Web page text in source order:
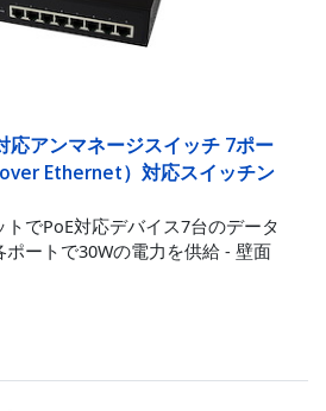
応アンマネージスイッチ 7ポー
Ethernet）対応スイッチン
でPoE対応デバイス7台のデータ
ートで30Wの電力を供給 - 壁面